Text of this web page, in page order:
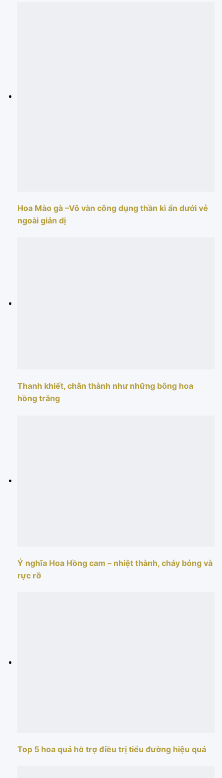
Hoa Mào gà –Vô vàn công dụng thần kì ẩn dưới vẻ
ngoài giản dị
Thanh khiết, chân thành như những bông hoa
hồng trắng
Ý nghĩa Hoa Hồng cam – nhiệt thành, cháy bỏng và
rực rỡ
Top 5 hoa quả hỗ trợ điều trị tiểu đường hiệu quả